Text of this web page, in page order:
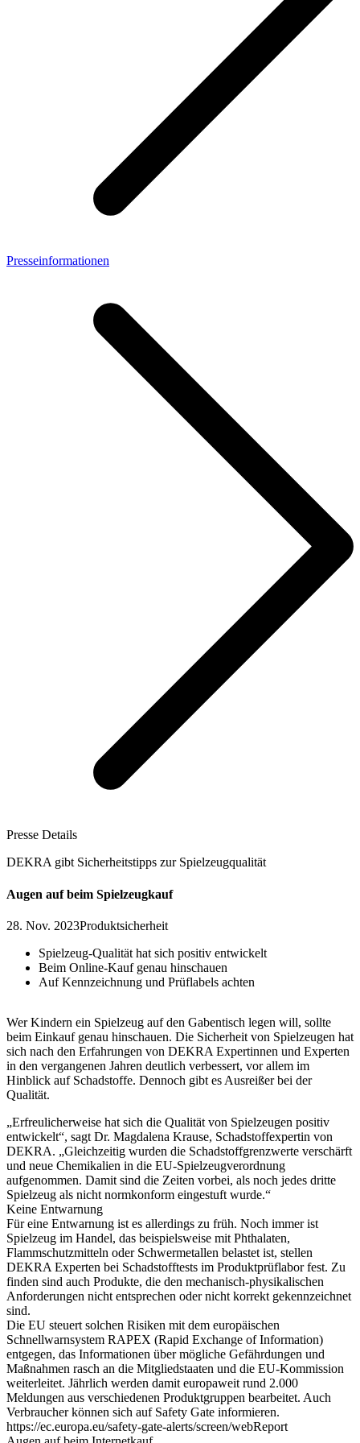
Presseinformationen
Presse Details
DEKRA gibt Sicherheitstipps zur Spielzeugqualität
Augen auf beim Spielzeugkauf
28. Nov. 2023Produktsicherheit
Spielzeug-Qualität hat sich positiv entwickelt
Beim Online-Kauf genau hinschauen
Auf Kennzeichnung und Prüflabels achten
Wer Kindern ein Spielzeug auf den Gabentisch legen will, sollte
beim Einkauf genau hinschauen. Die Sicherheit von Spielzeugen hat
sich nach den Erfahrungen von DEKRA Expertinnen und Experten
in den vergangenen Jahren deutlich verbessert, vor allem im
Hinblick auf Schadstoffe. Dennoch gibt es Ausreißer bei der
Qualität.
„Erfreulicherweise hat sich die Qualität von Spielzeugen positiv
entwickelt“, sagt Dr. Magdalena Krause, Schadstoffexpertin von
DEKRA. „Gleichzeitig wurden die Schadstoffgrenzwerte verschärft
und neue Chemikalien in die EU-Spielzeugverordnung
aufgenommen. Damit sind die Zeiten vorbei, als noch jedes dritte
Spielzeug als nicht normkonform eingestuft wurde.“
Keine Entwarnung
Für eine Entwarnung ist es allerdings zu früh. Noch immer ist
Spielzeug im Handel, das beispielsweise mit Phthalaten,
Flammschutzmitteln oder Schwermetallen belastet ist, stellen
DEKRA Experten bei Schadstofftests im Produktprüflabor fest. Zu
finden sind auch Produkte, die den mechanisch-physikalischen
Anforderungen nicht entsprechen oder nicht korrekt gekennzeichnet
sind.
Die EU steuert solchen Risiken mit dem europäischen
Schnellwarnsystem RAPEX (Rapid Exchange of Information)
entgegen, das Informationen über mögliche Gefährdungen und
Maßnahmen rasch an die Mitgliedstaaten und die EU-Kommission
weiterleitet. Jährlich werden damit europaweit rund 2.000
Meldungen aus verschiedenen Produktgruppen bearbeitet. Auch
Verbraucher können sich auf Safety Gate informieren.
https://ec.europa.eu/safety-gate-alerts/screen/webReport